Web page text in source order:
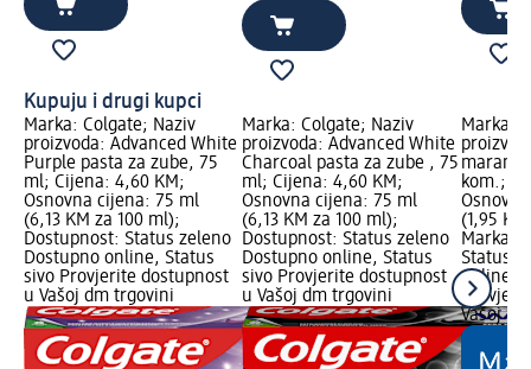
Kupuju i drugi kupci
Marka: Colgate; Naziv
proizvoda: Advanced White
Purple pasta za zube, 75
ml; Cijena: 4,60 KM;
Osnovna cijena: 75 ml
(6,13 KM za 100 ml);
Dostupnost: Status zeleno
Dostupno online, Status
sivo Provjerite dostupnost
u Vašoj dm trgovini
Marka: Colgate; Naziv
proizvoda: Advanced White
Charcoal pasta za zube , 75
ml; Cijena: 4,60 KM;
Osnovna cijena: 75 ml
(6,13 KM za 100 ml);
Dostupnost: Status zeleno
Dostupno online, Status
sivo Provjerite dostupnost
u Vašoj dm trgovini
Marka:
kom.;
(1,95
Marka
Status
online,
Vašoj